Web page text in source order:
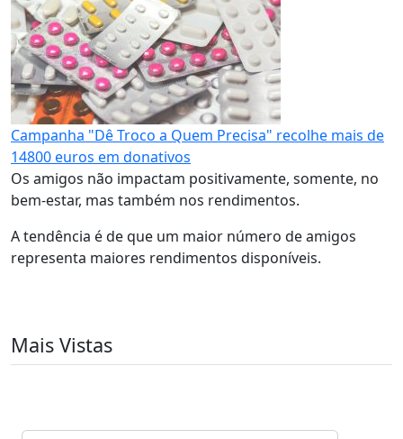
Campanha "Dê Troco a Quem Precisa" recolhe mais de
14800 euros em donativos
Os amigos não impactam positivamente, somente, no
bem-estar, mas também nos rendimentos.
A tendência é de que um maior número de amigos
representa maiores rendimentos disponíveis.
Mais Vistas